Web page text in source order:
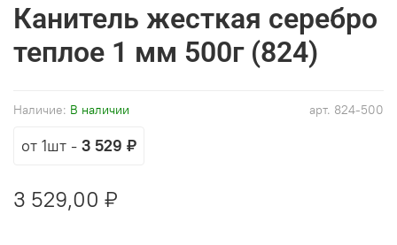
арт. 824-500
Наличие: В наличии
Канитель жесткая серебро
теплое 1 мм 500г (824)
от 1шт - 3 529 ₽
3 529,00 ₽